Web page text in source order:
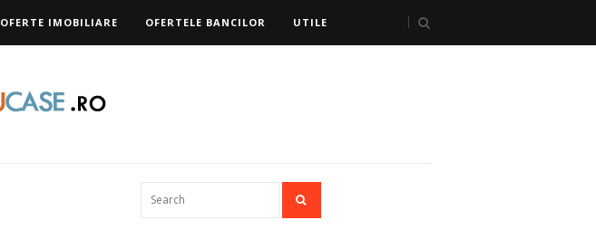
OFERTE IMOBILIARE OFERTELE BANCILOR UTILE